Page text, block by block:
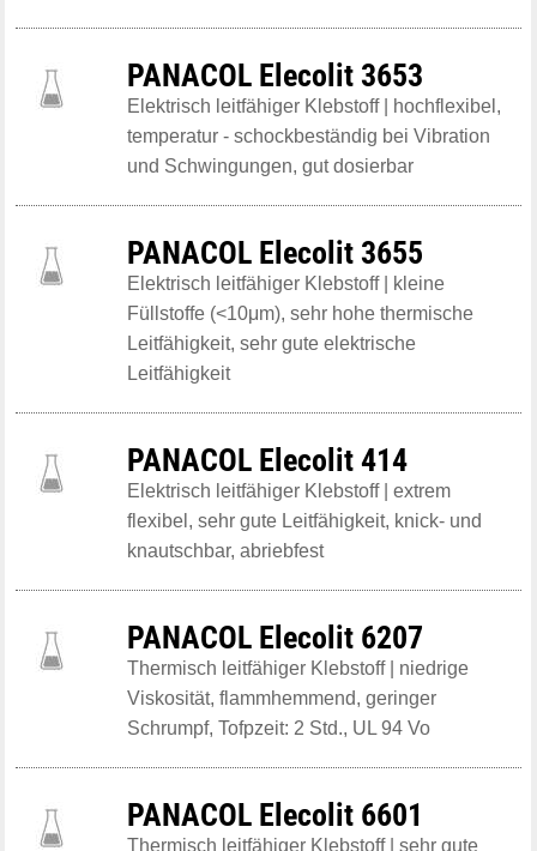
PANACOL Elecolit 3653
Elektrisch leitfähiger Klebstoff | hochflexibel,
temperatur - schockbeständig bei Vibration
und Schwingungen, gut dosierbar
PANACOL Elecolit 3655
Elektrisch leitfähiger Klebstoff | kleine
Füllstoffe (<10μm), sehr hohe thermische
Leitfähigkeit, sehr gute elektrische
Leitfähigkeit
PANACOL Elecolit 414
Elektrisch leitfähiger Klebstoff | extrem
flexibel, sehr gute Leitfähigkeit, knick- und
knautschbar, abriebfest
PANACOL Elecolit 6207
Thermisch leitfähiger Klebstoff | niedrige
Viskosität, flammhemmend, geringer
Schrumpf, Tofpzeit: 2 Std., UL 94 Vo
PANACOL Elecolit 6601
Thermisch leitfähiger Klebstoff | sehr gute